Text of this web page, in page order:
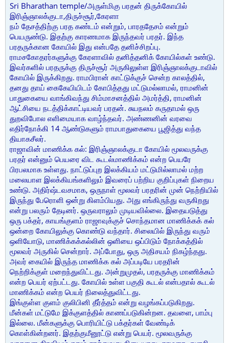
Sri Bharathan temple/அருள்மிகு பரதன் திருக்கோயில்
இரிஞ்ஞாலக்குடா,திருச்சூர்,கேரளா
நம் தேசத்திற்கு பரத கண்டம் என்றும், பாரததேசம் என்றும்
பெயருண்டு. இதற்கு காரணமாக இருந்தவர் பரதர். இந்த
பரதருக்கான கோயில் இது என்பதே தனிச்சிறப்பு.
ராமசகோதரர்களுக்கு கேரளாவில் தனித்தனிக் கோயில்கள் உண்டு.
இவர்களில் பரதருக்கு திருச்சூர் அருகிலுள்ள இரிஞ்ஞாலக்குடாவில்
கோயில் இருக்கிறது. ராமபிரான் காட்டுக்குச் சென்ற காலத்தில்,
தனது தாய் கைகேயியிடம் கோபித்தது மட்டுமல்லாமல், ராமனின்
பாதுகையை வாங்கிவந்து சிம்மாசனத்தில் அமர்த்தி, ராமனின்
ஆட்சியை நடத்திக்காட்டியவர் பரதன். சுயநலம் கருதாமல் ஒரு
துறவிபோல எளிமையாக வாழ்ந்தவர். அண்ணனின் வரவை
எதிர்நோக்கி 14 ஆண்டுகளும் ராமபாதுகையை பூஜித்து வந்த
தியாகசீலர்.
ராஜாவின் மாணிக்க கல்: இரிஞ்ஞாலக்குடா கோயில் மூலவருக்கு
பரதர் என்னும் பெயரை விட கூடல்மாணிக்கம் என்ற பெயரே
பிரபலமாக உள்ளது. நாட்டுப்புற இலக்கியம் மட்டுமில்லாமல் மற்ற
மலையாள இலக்கியங்களிலும் இவரைப் பற்றிய குறிப்புகள் நிறைய
உண்டு. அதிர்ஷ்டவசமாக, ஒருநாள் மூலவர் பரதரின் முன் நெற்றியில்
இருந்து பேரொளி ஒன்று கிளம்பியது. அது எங்கிருந்து வருகிறது
என்று பலரும் தேடினர். ஒருவராலும் முடியவில்லை. இதையடுத்து
ஒரு பக்தர், காயங்குளம் ராஜாவுக்குச் சொந்தமான மாணிக்கக் கல்
ஒன்றை கோயிலுக்கு கொண்டு வந்தார். சிலையில் இருந்து வரும்
ஒளியோடு, மாணிக்கக்கல்லின் ஒளியை ஒப்பிடும் நோக்கத்தில்
மூலவர் அருகில் சென்றார். அப்போது, ஒரு அதிசயம் நிகழ்ந்தது.
அவர் கையில் இருந்த மாணிக்க கல் அப்படியே பரதரின்
நெற்றிக்குள் மறைந்துவிட்டது. அன்றுமுதல், பரதருக்கு மாணிக்கம்
என்ற பெயர் ஏற்பட்டது. கோயில் உள்ள பகுதி கூடல் என்பதால் கூடல்
மாணிக்கம் என்ற பெயர் நிலைத்துவிட்டது.
இங்குள்ள குளம் குலிபினி தீர்த்தம் என்று வழங்கப்படுகிறது.
மீன்கள் மட்டுமே இக்குளத்தில் காணப்படுகின்றன. தவளை, பாம்பு
இல்லை. மீன்களுக்கு பொரியிட்டு பக்தர்கள் வேண்டிக்
கொள்கின்றனர். இதற்குமீனூட்டு என்று பெயர். மூலவருக்கு